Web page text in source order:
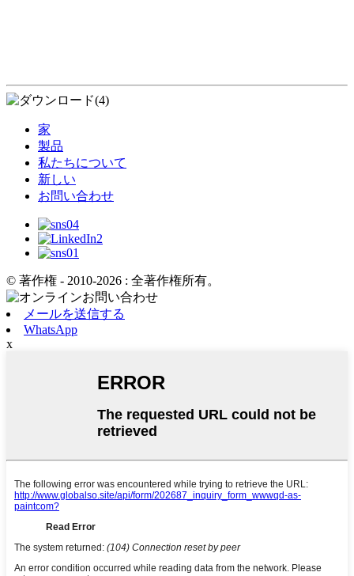
家
製品
私たちについて
新しい
お問い合わせ
© 著作権 - 2010-2026 : 全著作権所有。
メールを送信する
WhatsApp
x